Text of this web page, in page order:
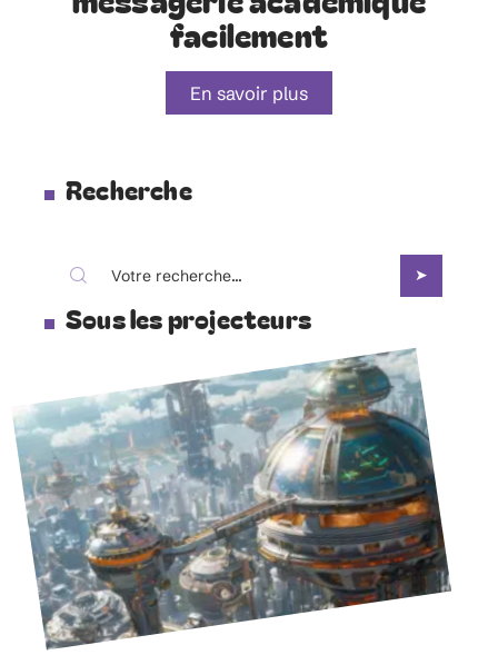
facilement
En savoir plus
Recherche
Sous les projecteurs